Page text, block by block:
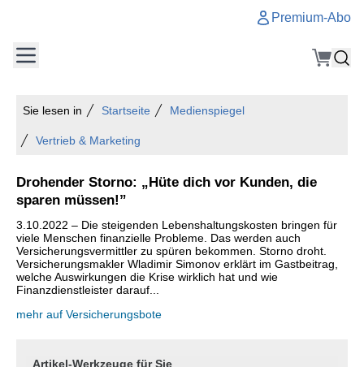
Premium-Abo
Sie lesen in Startseite Medienspiegel
Vertrieb & Marketing
Drohender Storno: „Hüte dich vor Kunden, die
sparen müssen!”
3.10.2022 – Die steigenden Lebenshaltungskosten bringen für
viele Menschen finanzielle Probleme. Das werden auch
Versicherungsvermittler zu spüren bekommen. Storno droht.
Versicherungsmakler Wladimir Simonov erklärt im Gastbeitrag,
welche Auswirkungen die Krise wirklich hat und wie
Finanzdienstleister darauf...
mehr auf Versicherungsbote
Artikel-Werkzeuge für Sie